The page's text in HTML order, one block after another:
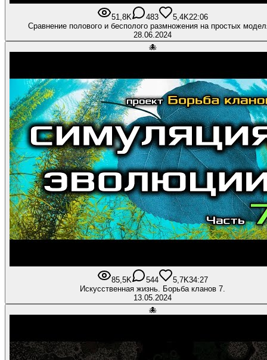
51,8K 483 5,4K22:06
Сравнение полового и бесполого размножения на простых
28.06.2024
🐙
85,5K 544 5,7K34:27
Искусственная жизнь. Борьба кланов 7.
13.05.2024
🐙